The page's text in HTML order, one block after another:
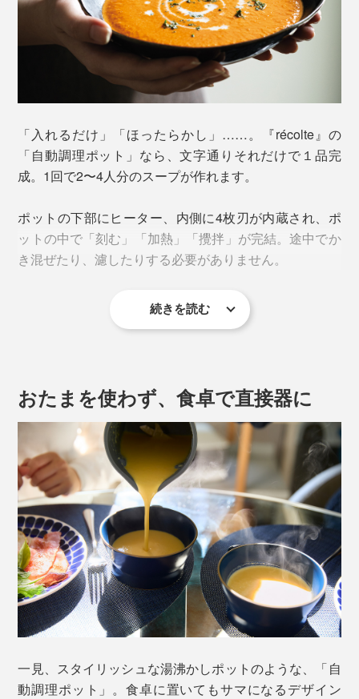
「入れるだけ」「ほったらかし」……。『récolte』の
「自動調理ポット」なら、文字通りそれだけで１品完
成。1回で2〜4人分のスープが作れます。
ポットの下部にヒーター、内側に4枚刃が内蔵され、ポ
ットの中で「刻む」「加熱」「攪拌」が完結。途中でか
き混ぜたり、濾したりする必要がありません。
続きを読む
おたまを使わず、食卓で直接器に
一見、スタイリッシュな湯沸かしポットのような、「自
動調理ポット」。食卓に置いてもサマになるデザイン